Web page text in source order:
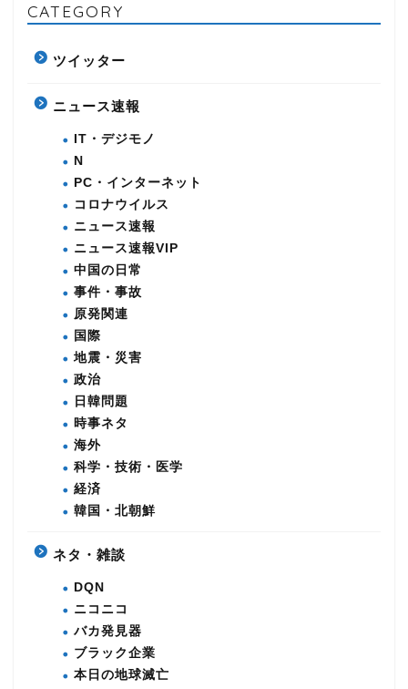
CATEGORY
ツイッター
ニュース速報
IT・デジモノ
N
PC・インターネット
コロナウイルス
ニュース速報
ニュース速報VIP
中国の日常
事件・事故
原発関連
国際
地震・災害
政治
日韓問題
時事ネタ
海外
科学・技術・医学
経済
韓国・北朝鮮
ネタ・雑談
DQN
ニコニコ
バカ発見器
ブラック企業
本日の地球滅亡